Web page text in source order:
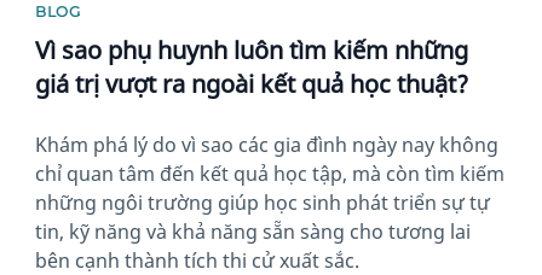
BLOG
Vì sao phụ huynh luôn tìm kiếm những
giá trị vượt ra ngoài kết quả học thuật?
Khám phá lý do vì sao các gia đình ngày nay không
chỉ quan tâm đến kết quả học tập, mà còn tìm kiếm
những ngôi trường giúp học sinh phát triển sự tự
tin, kỹ năng và khả năng sẵn sàng cho tương lai
bên cạnh thành tích thi cử xuất sắc.